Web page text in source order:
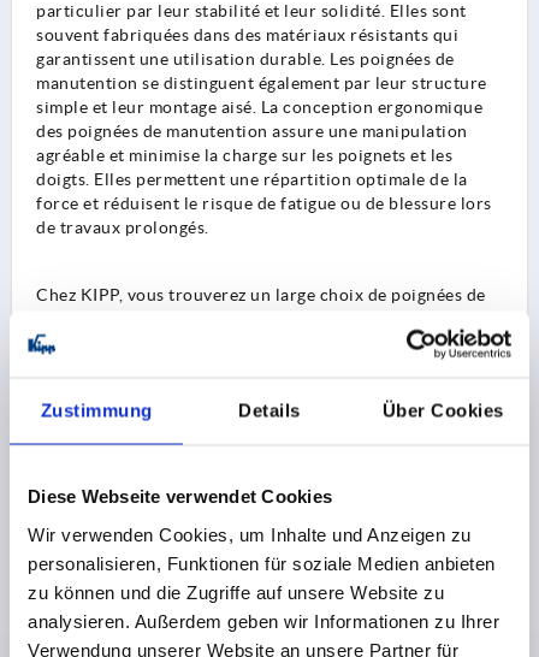
Zustimmung Details Über Cookies
Diese Webseite verwendet Cookies
Wir verwenden Cookies, um Inhalte und Anzeigen zu
personalisieren, Funktionen für soziale Medien anbieten
zu können und die Zugriffe auf unsere Website zu
analysieren. Außerdem geben wir Informationen zu Ihrer
Verwendung unserer Website an unsere Partner für
particulier par leur stabilité et leur solidité. Elles sont
souvent fabriquées dans des matériaux résistants qui
garantissent une utilisation durable. Les poignées de
manutention se distinguent également par leur structure
simple et leur montage aisé. La conception ergonomique
des poignées de manutention assure une manipulation
agréable et minimise la charge sur les poignets et les
doigts. Elles permettent une répartition optimale de la
force et réduisent le risque de fatigue ou de blessure lors
de travaux prolongés.
Chez KIPP, vous trouverez un large choix de poignées de
Choisissez parmi différents coloris, formes et matériaux.
Modèles de poignées de manutention
Avec leurs bords arrondis, escamotables ou leur forme
HEINRICH KIPP WERK conviennent à de multiples
sont donc idéales comme poignées de porte, poignées de
maintien ou poignées de transport.
Matériaux pour la fabrication de poignées de